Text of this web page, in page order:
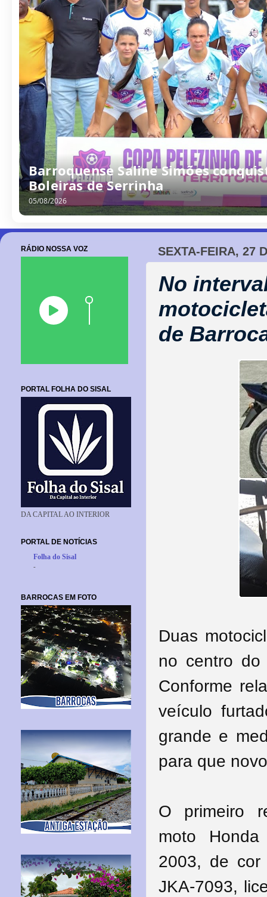
Barroquense Saline Simões
Boleiras de Serrinha
05/08/2026
SEXTA-FEIRA, 27
No
de
Duas
no centro do
Conforme
veículo
grande e
para que
O primeiro
moto
2003, de cor
JKA-7093,
RÁDIO NOSSA VOZ
PORTAL FOLHA DO SISAL
DA CAPITAL AO INTERIOR
PORTAL DE NOTÍCIAS
Folha do Sisal
-
BARROCAS EM FOTO